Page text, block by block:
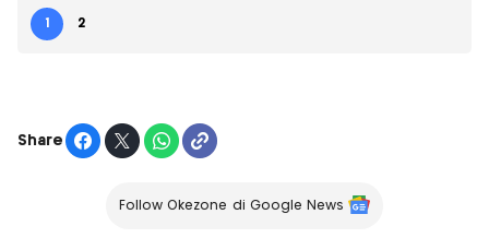
1 2
Share
Follow Okezone di Google News